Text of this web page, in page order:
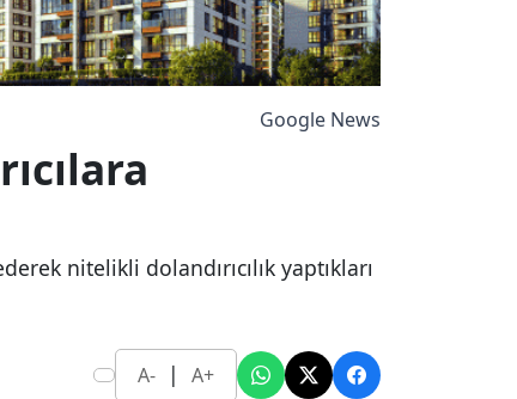
Google News
nitelikli dolandırıcılık yaptıkları
A- | A+